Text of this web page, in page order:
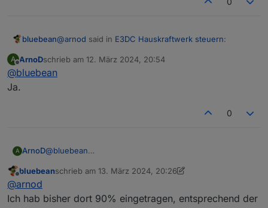
bluebean@arnod said in E3DC Hauskraftwerk steuern:
A
Offline
ArnoDschrieb am 12. März 2024, 20:54
zuletzt editiert von
@bluebean
Ja.
0
A ArnoD@bluebean
Offline
bluebeanschrieb am 13. März 2024, 20:26
zuletzt editiert von bluebean
@arnod
Ich hab bisher dort 90% eingetragen, entsprechend der